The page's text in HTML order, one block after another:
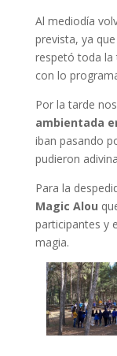
Al mediodía
prevista, ya
respetó toda la
con lo
Por la tarde
ambientada
iban pasando
pudieron
Para la
Magic Alou
participantes y
magia.